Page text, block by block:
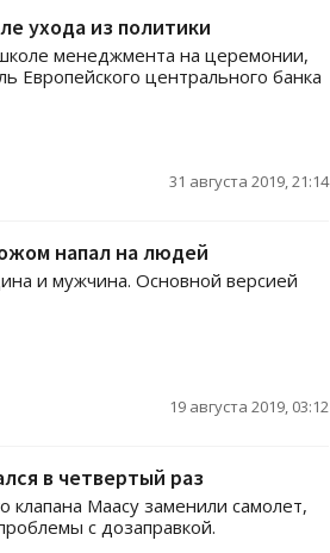
ухода из политики
менеджмента на церемонии,
Европейского центрального банка
31 августа 2019, 21:14
напал на людей
и мужчина. Основной версией
19 августа 2019, 03:12
в четвертый раз
клапана Маасу заменили самолет,
с дозаправкой.